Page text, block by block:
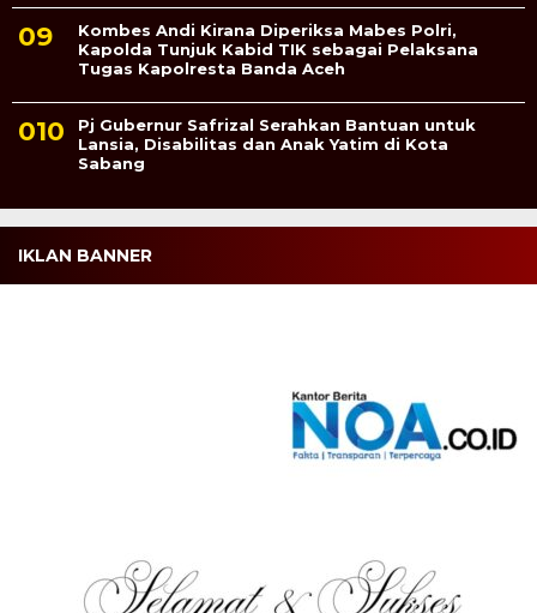
Kombes Andi Kirana Diperiksa Mabes Polri,
Kapolda Tunjuk Kabid TIK sebagai Pelaksana
Tugas Kapolresta Banda Aceh
Pj Gubernur Safrizal Serahkan Bantuan untuk
Lansia, Disabilitas dan Anak Yatim di Kota
Sabang
IKLAN BANNER